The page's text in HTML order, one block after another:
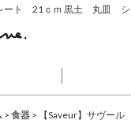
レート 21ｃｍ 黒土 丸皿
> 食器 > 【Saveur】サヴ